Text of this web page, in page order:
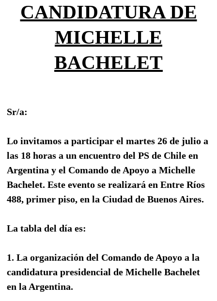
CANDIDATURA DE
MICHELLE
BACHELET
Sr/a:
Lo invitamos a participar el martes 26 de julio a
las 18 horas a un encuentro del PS de Chile en
Argentina y el Comando de Apoyo a Michelle
Bachelet. Este evento se realizará en Entre Ríos
488, primer piso, en la Ciudad de Buenos Aires.
La tabla del día es:
1. La organización del Comando de Apoyo a la
candidatura presidencial de Michelle Bachelet
en la Argentina.